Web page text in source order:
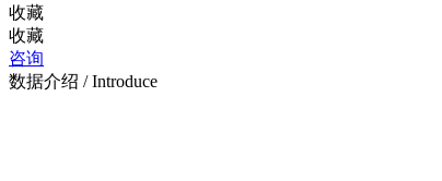
收藏
收藏
咨询
数据介绍 / Introduce